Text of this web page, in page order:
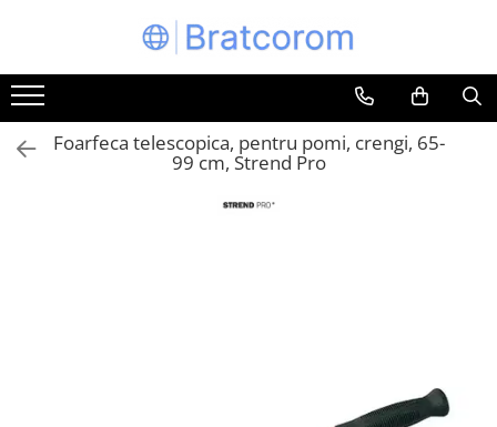
Toate Produsele
Articole animale
Adapatoare animale
Foarfeca telescopica, pentru pomi, crengi, 65-
99 cm, Strend Pro